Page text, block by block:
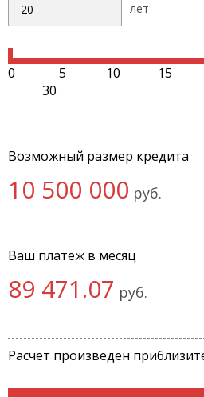
лет
0 5 10 15
30
Возможный размер кредита
10 500 000 руб.
Ваш платёж в месяц
89 471.07 руб.
Расчет произведен